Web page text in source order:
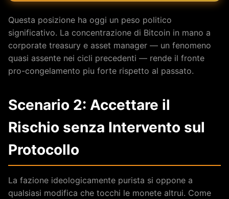
Questa posizione ha oggi un peso politico
significativo. La concentrazione di Bitcoin in mano a
corporate treasury e asset manager — un fenomeno
quasi assente nei cicli precedenti — rende il fronte
pro-congelamento piu forte rispetto al passato.
Scenario 2: Accettare il
Rischio senza Intervento sul
Protocollo
La fazione ideologicamente purista si oppone a
qualsiasi modifica che tocchi le monete altrui. Come